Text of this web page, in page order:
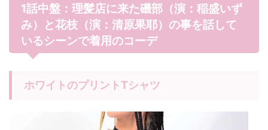
1話中盤：理髪店に来た磯部（演：稲盛いず
み）と花枝（演：清原果耶）の事を話して
いるシーンで着用のコーデ
ホワイトのプリントTシャツ